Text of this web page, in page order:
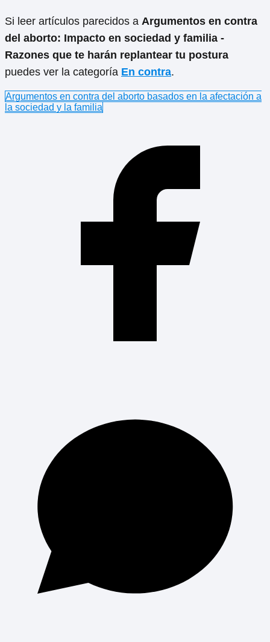
Si leer artículos parecidos a Argumentos en contra
del aborto: Impacto en sociedad y familia -
Razones que te harán replantear tu postura
puedes ver la categoría En contra.
Argumentos en contra del aborto basados en la afectación a
la sociedad y la familia